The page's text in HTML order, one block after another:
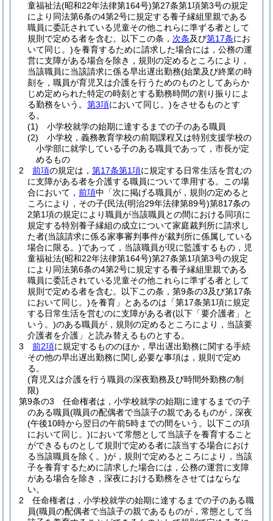
童福祉法(昭和22年法律第164号)第27条第1項第3号の規定
により同法第6条の4第2号に規定する養子縁組里親である
職員に委託されている児童その他これらに準ずる者として
規則で定める者を含む。以下この条， 次条及び第17条にお
いて同じ。)を養育するために請求した場合には，公務の運
営に支障がある場合を除き，規則の定めるところにより，
当該職員に当該請求に係る早出遅出勤務(始業及び終業の時
刻を，職員が育児又は介護を行うためのものとしてあらか
じめ定められた特定の時刻とする勤務時間の割り振りによ
る勤務をいう。 第3項において同じ。)をさせるものとす
る。
(1)
小学校就学の始期に達するまでの子のある職員
(2)
小学校，義務教育学校の前期課程又は特別支援学校の
小学部に就学している子のある職員であって，市長が定
めるもの
2
前項の規定は， 第17条第1項に規定する日常生活を営むの
に支障がある者を介護する職員について準用する。
この場
合において， 前項中「次に掲げる職員が，規則の定めると
ころにより，その子(民法(明治29年法律第89号)第817条の
2第1項の規定により職員が当該職員との間における同項に
規定する特別養子縁組の成立について家庭裁判所に請求し
た者(当該請求に係る家事審判事件が裁判所に係属している
場合に限る。)であって，当該職員が現に監護するもの，児
童福祉法(昭和22年法律第164号)第27条第1項第3号の規定
により同法第6条の4第2号に規定する養子縁組里親である
職員に委託されている児童その他これらに準ずる者として
規則で定める者を含む。以下この条，第9条の3及び第17条
において同じ。)を養育」とあるのは「第17条第1項に規定
する日常生活を営むのに支障がある者(以下「要介護者」と
いう。)のある職員が，規則の定めるところにより，当該要
介護者を介護」と読み替えるものとする。
3
前2項に規定するもののほか，早出遅出勤務に関する手続
その他の早出遅出勤務に関し必要な事項は，規則で定め
る。
(育児又は介護を行う職員の深夜勤務及び時間外勤務の制
限)
第9条の3
任命権者は，小学校就学の始期に達するまでの子
のある職員(職員の配偶者で当該子の親であるものが，深夜
(午後10時から翌日の午前5時までの間をいう。以下この項
において同じ。)において常態として当該子を養育すること
ができるものとして規則で定める者に該当する場合におけ
る当該職員を除く。)が，規則で定めるところにより，当該
子を養育するために請求した場合には，公務の運営に支障
がある場合を除き，深夜における勤務をさせてはならな
い。
2
任命権者は，小学校就学の始期に達するまでの子のある職
員(職員の配偶者で当該子の親であるものが，常態として当